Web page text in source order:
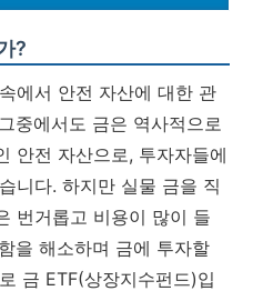
?
에서 안전 자산에 대한 관
중에서도 금은 역사적으로
안전 자산으로, 투자자들에
니다. 하지만 실물 금을 직
번거롭고 비용이 많이 들
을 해소하며 금에 투자할
금 ETF(상장지수펀드)입